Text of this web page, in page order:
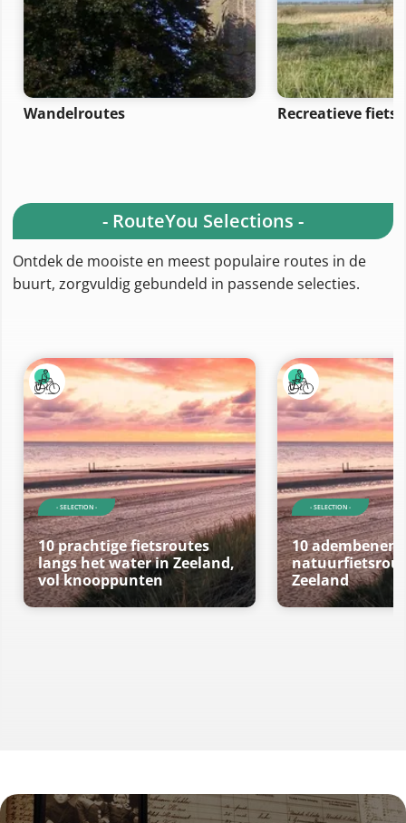
Wandelroutes Recreatieve
- RouteYou Selections -
Ontdek de mooiste en meest populaire routes in de
buurt, zorgvuldig gebundeld in passende selecties.
- SELECTION -
10 prachtige fietsroutes
langs het water in Zeeland,
vol knooppunten
- SELECTION -
10
Zeeland